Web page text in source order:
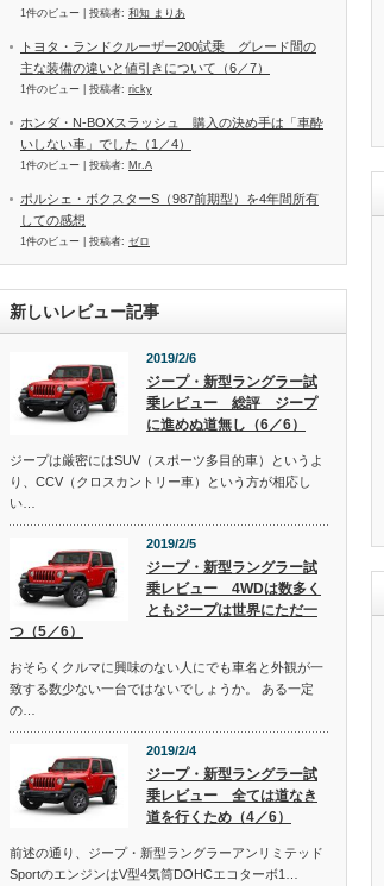
1件のビュー 投稿者: 和知 まりあ
トヨタ・ランドクルーザー200試乗 グレード間の
主な装備の違いと値引きについて（6／7）
1件のビュー 投稿者: ricky
ホンダ・N-BOXスラッシュ 購入の決め手は「車酔
いしない車」でした（1／4）
1件のビュー 投稿者: Mr.A
ポルシェ・ボクスターS（987前期型）を4年間所有
しての感想
1件のビュー 投稿者: ゼロ
新しいレビュー記事
2019/2/6
ジープ・新型ラングラー試
乗レビュー 総評 ジープ
に進めぬ道無し（6／6）
ジープは厳密にはSUV（スポーツ多目的車）というよ
り、CCV（クロスカントリー車）という方が相応し
い…
2019/2/5
ジープ・新型ラングラー試
乗レビュー 4WDは数多く
ともジープは世界にただ一
つ（5／6）
おそらくクルマに興味のない人にでも車名と外観が一
致する数少ない一台ではないでしょうか。 ある一定
の…
2019/2/4
ジープ・新型ラングラー試
乗レビュー 全ては道なき
道を行くため（4／6）
前述の通り、ジープ・新型ラングラーアンリミテッド
SportのエンジンはV型4気筒DOHCエコターボ1…